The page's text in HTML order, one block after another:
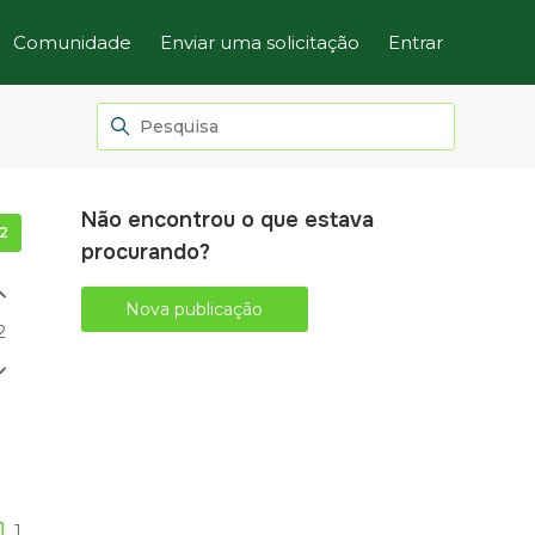
Comunidade Enviar uma solicitação Entrar
Seguido por 2 pessoas
Não encontrou o que estava
procurando?
Nova publicação